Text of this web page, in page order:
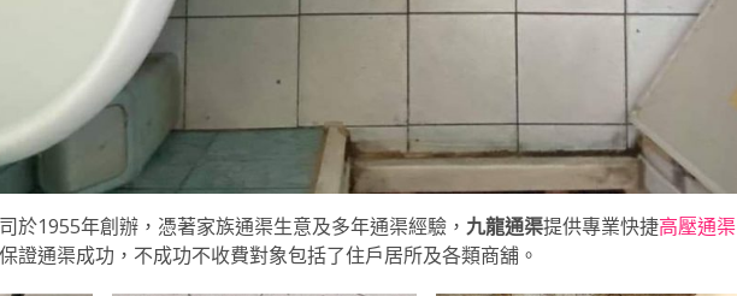
於1955年創辦，憑著家族通渠生意及多年通渠經驗， 九龍通渠提供專業快捷高壓通渠
證通渠成功，不成功不收費對象包括了住戶居所及各類商舖。